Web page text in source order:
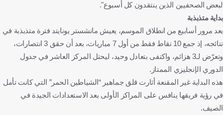
لبعض الصحفيين الذين ينتقدون كل أسبوع".
بداية متذبذبة
بعد مرور أسابيع من انطلاق الموسم، يعيش مانشستر يونايتد فترة متذبذبة في
نتائجه، إذ جمع 10 نقاط فقط من أول 7 مباريات، بعد أن حقق 3 انتصارات،
وتعرّض لـ3 هزائم، واكتفى بتعادل وحيد، ليحتل المركز العاشر في جدول
الدوري الإنجليزي الممتاز.
هذه البداية غير المقنعة أثارت قلق جماهير “الشياطين الحمر” التي كانت تأمل
في رؤية فريقها ينافس على المراكز الأولى بعد الاستعدادات الجيدة في
الصيف.